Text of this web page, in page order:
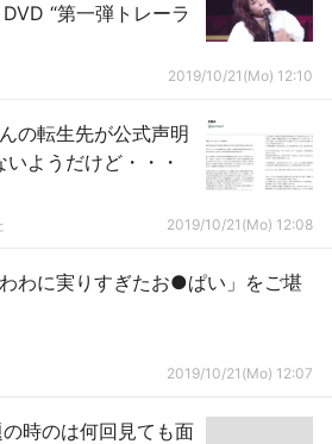
“第一弾トレーラ
2019/10/21(Mo) 12:10
の転生先が公式声明
ようだけど・・・
2019/10/21(Mo) 12:08
わわに実りすぎたお●ぱい」をご堪
2019/10/21(Mo) 12:07
時のは何回見ても面